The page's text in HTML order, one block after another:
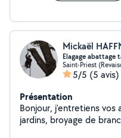
Mickaël
Elagage abattage
Saint-Priest
5/5 (5 avis)
Présentation
Bonjour, j'entretiens vos
jardins, broyage de